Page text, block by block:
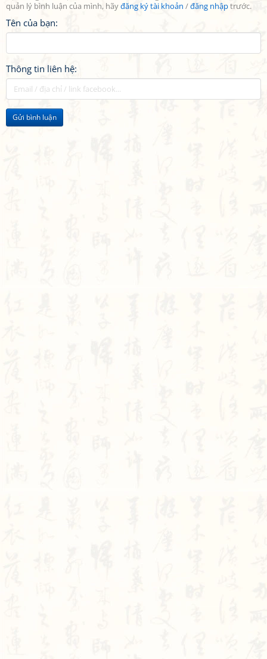
quản lý bình luận của mình, hãyđăng ký tài khoản /đăng nhậptrước.
Tên của bạn:
Thông tin liên hệ:
Gửi bình luận